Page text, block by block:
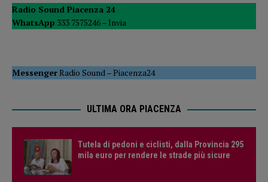
Radio Sound Piacenza 24
WhatsApp 333 7575246 – Invia
MessengerRadio Sound –Piacenza24
ULTIMA ORA PIACENZA
Tutela di pedoni e ciclisti, dalla Provincia 295
mila euro per rendere le strade più sicure